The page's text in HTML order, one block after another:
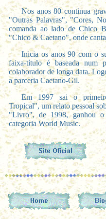
Nos anos 80 continua
"Outras Palavras", "Cores,
comanda ao lado de Chico
"Chico & Caetano", onde
Inicia os anos 90 com o
faixa-título é baseada num
colaborador de longa data.
a parceria Caetano-Gil.
Em 1997 sai o
Tropical", um relato pessoal
"Livro", de 1998, ganhou
categoria World Music.